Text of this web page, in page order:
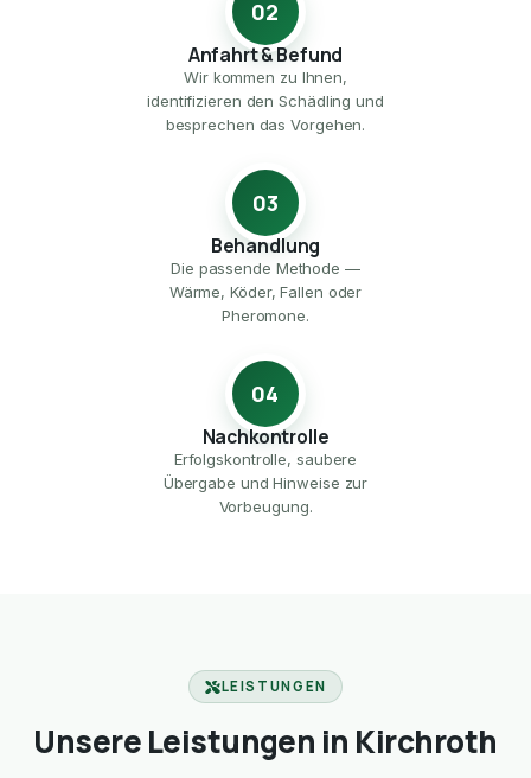
02
Anfahrt & Befund
Wir kommen zu Ihnen,
identifizieren den Schädling und
besprechen das Vorgehen.
03
Behandlung
Die passende Methode —
Wärme, Köder, Fallen oder
Pheromone.
04
Nachkontrolle
Erfolgskontrolle, saubere
Übergabe und Hinweise zur
Vorbeugung.
LEISTUNGEN
Unsere Leistungen in Kirchroth